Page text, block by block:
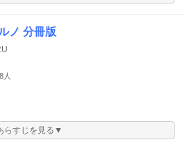
ノ 分冊版
人
らすじを見る▼